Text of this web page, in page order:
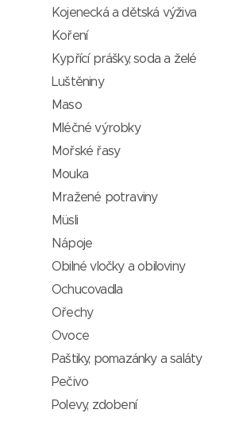
Kojenecká a dětská výživa
Koření
Kypřící prášky, soda a želé
Luštěniny
Maso
Mléčné výrobky
Mořské řasy
Mouka
Mražené potraviny
Müsli
Nápoje
Obilné vločky a obiloviny
Ochucovadla
Ořechy
Ovoce
Paštiky, pomazánky a saláty
Pečivo
Polevy, zdobení